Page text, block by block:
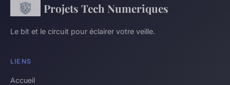
Projets Tech Numeriques
Le bit et le circuit pour éclairer votre veille.
LIENS
Accueil